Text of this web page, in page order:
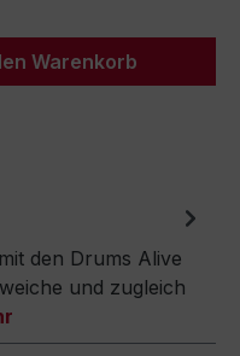
Warenkorb
den Drums Alive
und zugleich